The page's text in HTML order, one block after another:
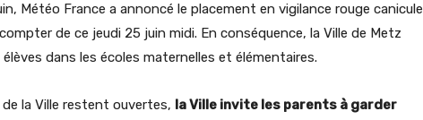
Météo France a annoncé le placement en vigilance rouge canicule
de ce jeudi 25 juin midi. En conséquence, la Ville de Metz
dans les écoles maternelles et élémentaires.
la Ville restent ouvertes, la Ville invite les parents à garder